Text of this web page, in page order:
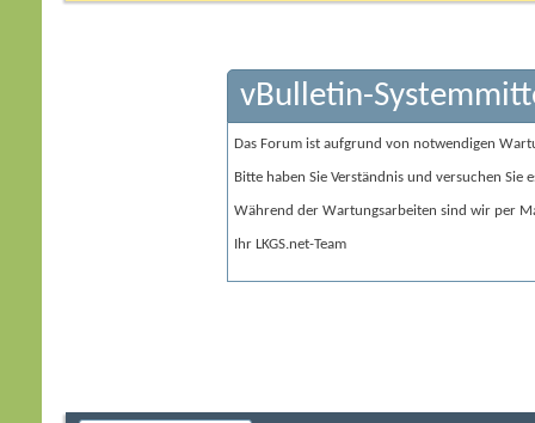
vBulletin-
Das Forum ist aufgrund von notwendigen
Bitte haben Sie Verständnis und versuchen Sie
Während der Wartungsarbeiten sind wir per
Ihr LKGS.net-Team